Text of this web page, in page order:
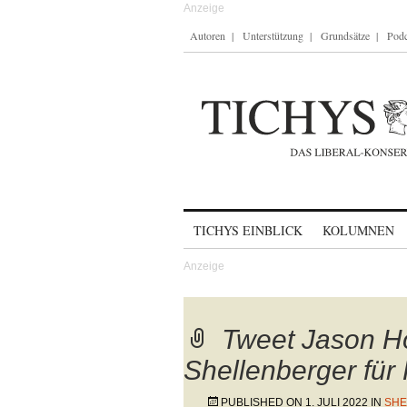
Autoren Unterstützung Grundsätze
TICHYS EINBLICK KOLUMNEN
Tweet Jason
Shellenberger für
PUBLISHED ON 1. JULI 2022 IN